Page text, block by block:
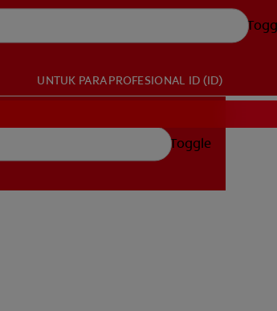
UNTUK PARA PROFESIONAL ID (ID)
Toggle